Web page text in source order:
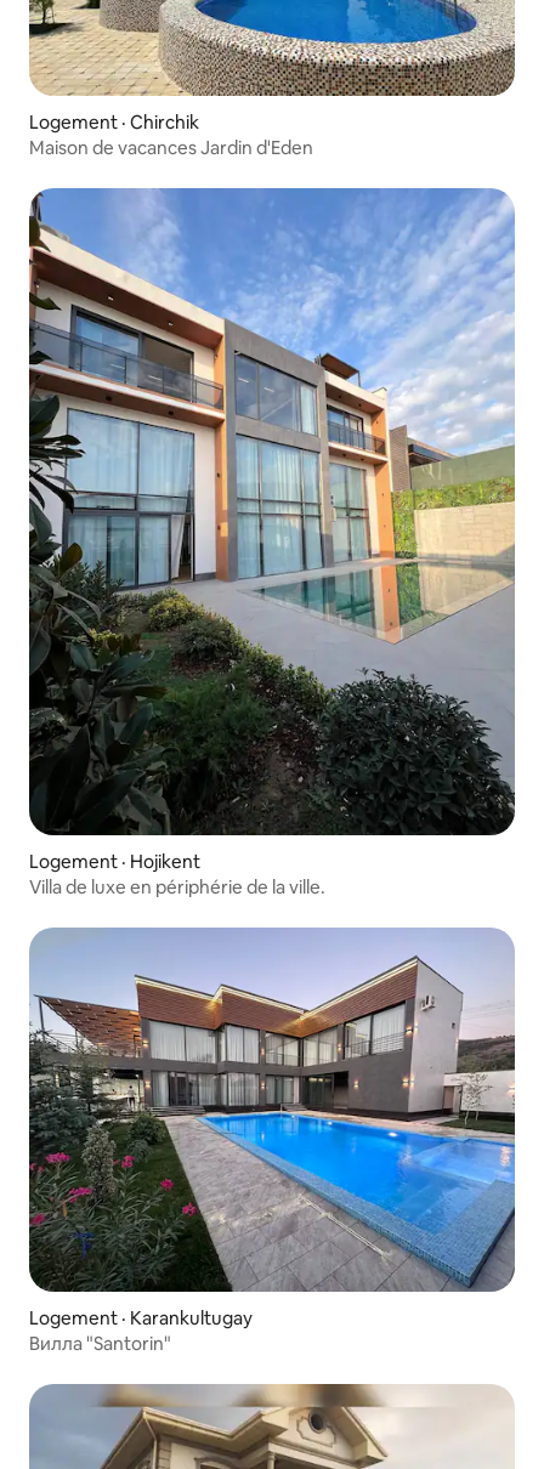
Logement · Chirchik
Maison de vacances Jardin d'Eden
Logement · Hojikent
Villa de luxe en périphérie de la ville.
Logement · Karankultugay
Вилла "Santorin"